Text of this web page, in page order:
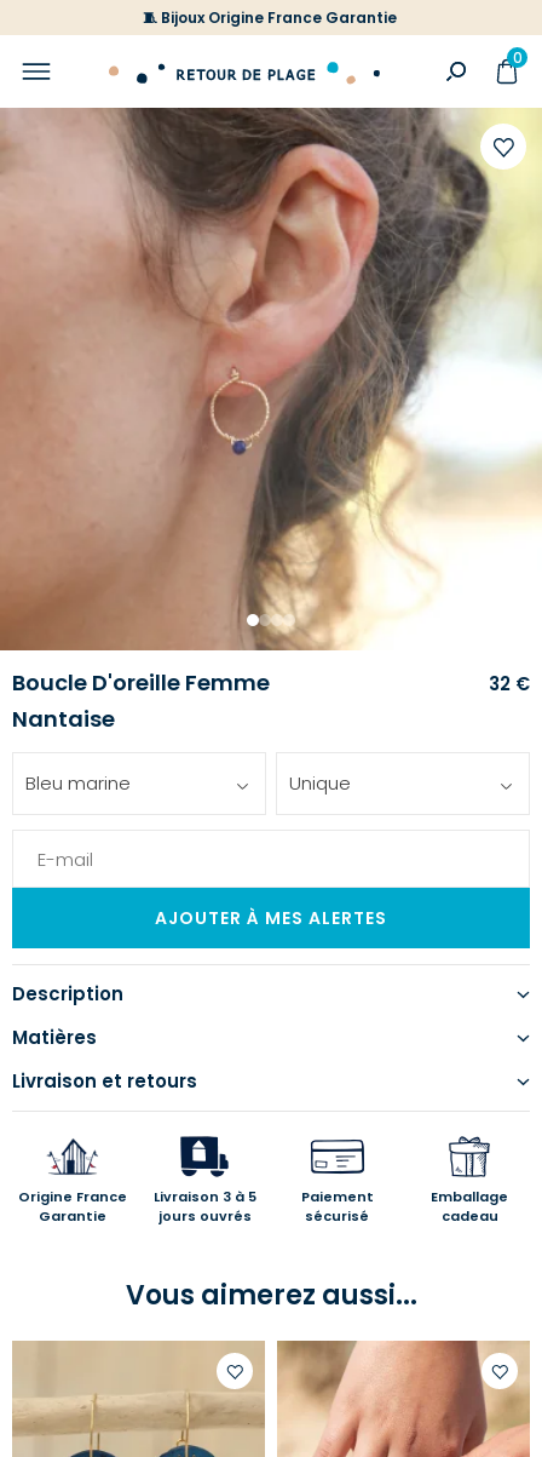
🧵 Bijoux Origine France Garantie
0
à
votre
1 234
Boucle D'oreille Femme
Nantaise
32 €
Bleu marine Unique
Description
Matières
Livraison et retours
Origine France
Garantie
Livraison 3 à 5
jours ouvrés
Paiement
sécurisé
Emballage
cadeau
Vous aimerez aussi...
Ajouter
à
à